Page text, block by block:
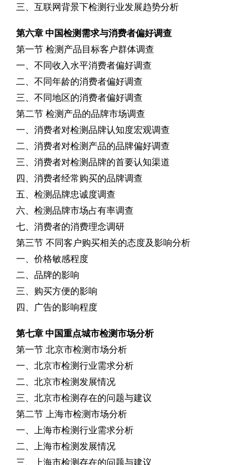
三、互联网背景下检测行业发展趋势分析
第六章 中国检测需求与消费者偏好调查
第一节 检测产品目标客户群体调查
一、不同收入水平消费者偏好调查
二、不同年龄的消费者偏好调查
三、不同地区的消费者偏好调查
第二节 检测产品的品牌市场调查
一、消费者对检测品牌认知度宏观调查
二、消费者对检测产品的品牌偏好调查
三、消费者对检测品牌的首要认知渠道
四、消费者经常购买的品牌调查
五、检测品牌忠诚度调查
六、检测品牌市场占有率调查
七、消费者的消费理念调研
第三节 不同客户购买相关的态度及影响分析
一、价格敏感程度
二、品牌的影响
三、购买方便的影响
四、广告的影响程度
第七章 中国重点城市检测市场分析
第一节 北京市检测市场分析
一、北京市检测行业需求分析
二、北京市检测发展情况
三、北京市检测存在的问题与建议
第二节
上海市检测市场分析
一、上海市检测行业需求分析
二、上海市检测发展情况
三、上海市检测存在的问题与建议